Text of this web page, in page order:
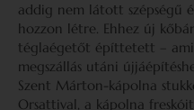
addig nem látott szépségű
hozzon létre. Ehhez új
téglaégetőt építtetett –
megszállás utáni
Szent Márton-kápolna
Orsattival, a kápolna